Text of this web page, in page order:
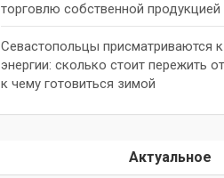
торговлю собственной продукцией
Севастопольцы присматриваются
энергии: сколько стоит пережить
к чему готовиться зимой
Актуальное